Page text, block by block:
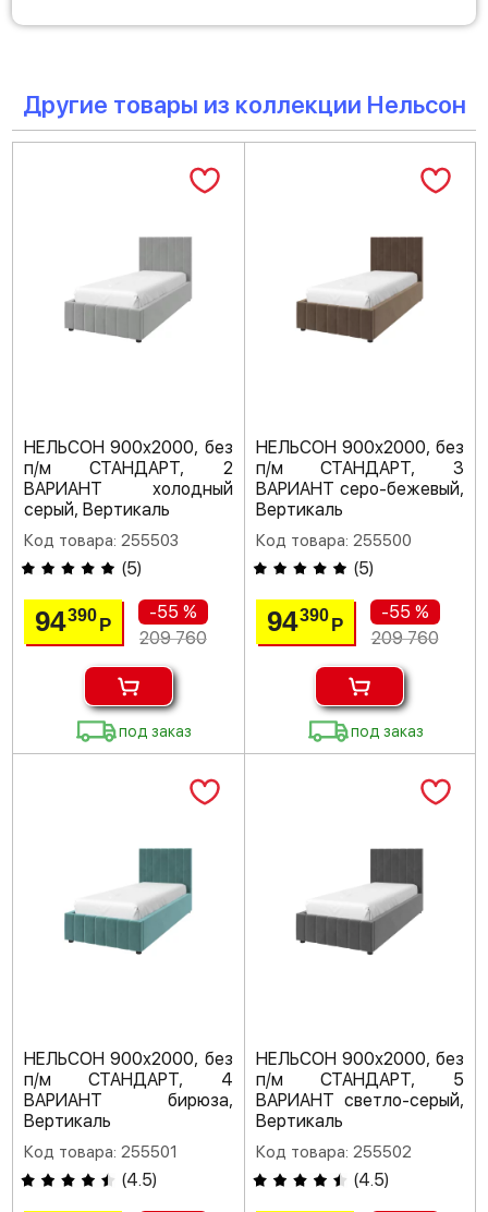
Другие товары из коллекции Нельсон
НЕЛЬСОН 900х2000, без
п/м СТАНДАРТ, 2
ВАРИАНТ холодный
серый, Вертикаль
Код товара: 255503
(5)
94390 Р
-55 %
209 760
под заказ
НЕЛЬСОН 900х2000, без
п/м СТАНДАРТ, 3
ВАРИАНТ серо-бежевый,
Вертикаль
Код товара: 255500
(5)
94390 Р
-55 %
209 760
под заказ
НЕЛЬСОН 900х2000, без
п/м СТАНДАРТ, 4
ВАРИАНТ бирюза,
Вертикаль
Код товара: 255501
(4.5)
НЕЛЬСОН 900х2000, без
п/м СТАНДАРТ, 5
ВАРИАНТ светло-серый,
Вертикаль
Код товара: 255502
(4.5)